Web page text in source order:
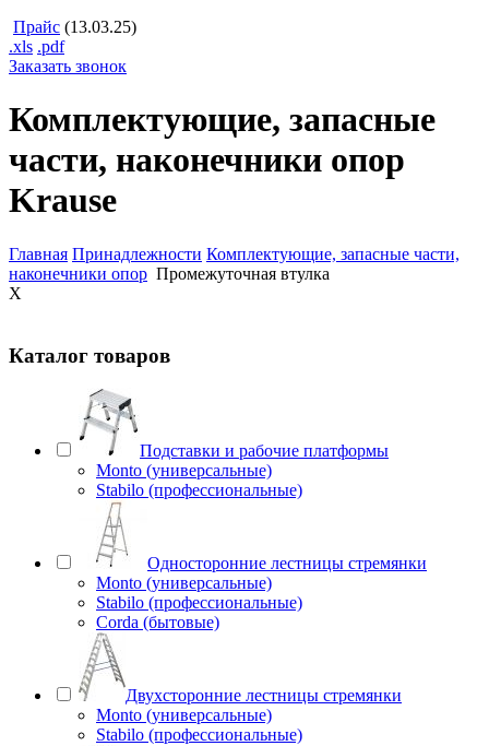
Прайс (13.03.25)
.xls .pdf
Заказать звонок
Комплектующие, запасные
части, наконечники опор
Krause
Главная Принадлежности Комплектующие, запасные части,
наконечники опор Промежуточная втулка
X
Каталог товаров
Подставки и рабочие платформы
Monto (универсальные)
Stabilo (профессиональные)
Односторонние лестницы стремянки
Monto (универсальные)
Stabilo (профессиональные)
Corda (бытовые)
Двухсторонние лестницы стремянки
Monto (универсальные)
Stabilo (профессиональные)